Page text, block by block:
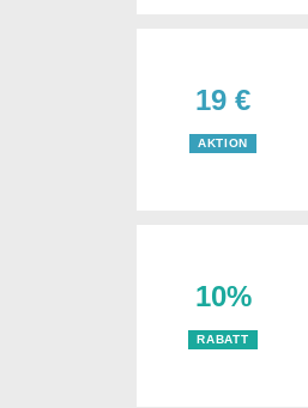
19 €
AKTION
10%
RABATT